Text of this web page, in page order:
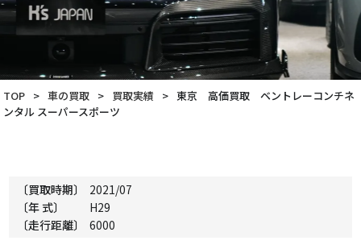
TOP > 車の買取 > 買取実績 > 東京 高価買取 ベントレーコンチネ
ンタル スーパースポーツ
〔買取時期〕
2021/07
〔年 式〕
H29
〔走行距離〕
6000